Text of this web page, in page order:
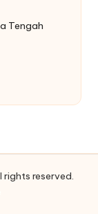
Tengah
rights reserved.